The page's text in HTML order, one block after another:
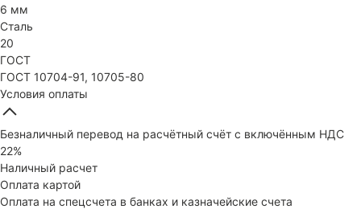
6 мм
Сталь
20
ГОСТ
ГОСТ 10704-91, 10705-80
Условия оплаты
Безналичный перевод на расчётный счёт с включённым НДС
22%
Наличный расчет
Оплата картой
Оплата на спецсчета в банках и казначейские счета